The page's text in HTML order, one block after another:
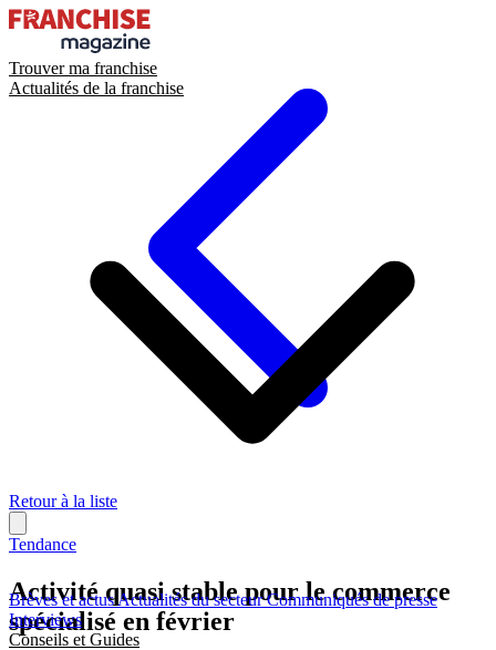
Trouver ma franchise
Actualités de la franchise
Brèves et actusActualités du secteurCommuniqués de presse
Interviews
Conseils et Guides
Retour à la liste
Tendance
Activité quasi stable pour le commerce
spécialisé en février